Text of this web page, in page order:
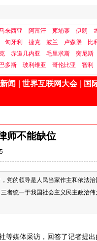
来西亚 阿富汗 柬埔寨 伊朗
匈牙利 捷克 波兰 卢森堡 比
赤道几内亚 毛里求斯 突尼斯
多斯 玻利维亚 哥伦比亚 智利
闻 世界互联网大会 国
师不能缺位
党的领导是人民当家作主和依法
者统一于我国社会主义民主政治
媒体采访，回答了记者提